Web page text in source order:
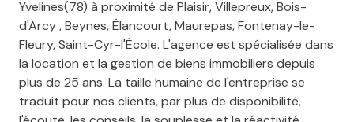
Yvelines(78) à proximité de Plaisir, Villepreux, Bois-
d'Arcy , Beynes, Élancourt, Maurepas, Fontenay-le-
Fleury, Saint-Cyr-l'École. L'agence est spécialisée dans
la location et la gestion de biens immobiliers depuis
plus de 25 ans. La taille humaine de l'entreprise se
traduit pour nos clients, par plus de disponibilité,